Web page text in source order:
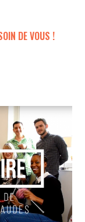
DE VOUS !